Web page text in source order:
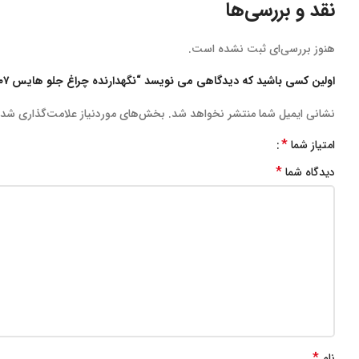
نقد و بررسی‌ها
هنوز بررسی‌ای ثبت نشده است.
اولین کسی باشید که دیدگاهی می نویسد “نگهدارنده چراغ جلو هايس ٢٠٠٧ چپ”
نشانی ایمیل شما منتشر نخواهد شد. بخش‌های موردنیاز علامت‌گذاری
امتیاز شما*
دیدگاه شما*